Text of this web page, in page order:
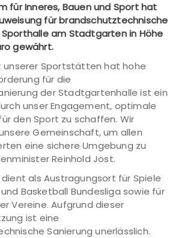
für Inneres, Bauen und Sport hat
für brandschutztechnische
Sporthalle am Stadtgarten in Höhe
gewährt.
unserer Sportstätten hat hohe
für die
der Stadtgartenhalle ist ein
unser Engagement, optimale
den Sport zu schaffen. Wir
Gemeinschaft, um allen
eine sichere Umgebung zu
Reinhold Jost.
als Austragungsort für Spiele
Basketball Bundesliga sowie für
Vereine. Aufgrund dieser
ist eine
Sanierung unerlässlich.